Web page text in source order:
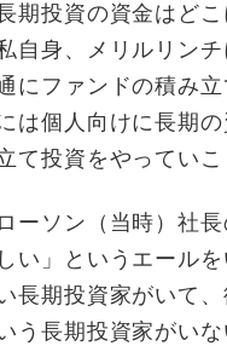
期投資の資金はど
自身、メリルリン
にファンドの積み
は個人向けに長期
投資をやっていこ
ソン（当時）社
い」というエール
長期投資家がいて
う長期投資家がい